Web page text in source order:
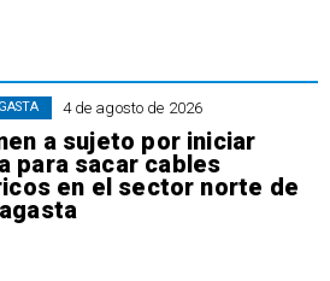
4 de agosto de 2026
a sujeto por iniciar
para sacar cables
en el sector norte de